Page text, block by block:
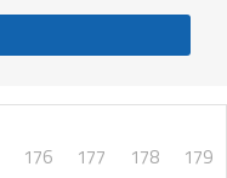
176 177 178
179